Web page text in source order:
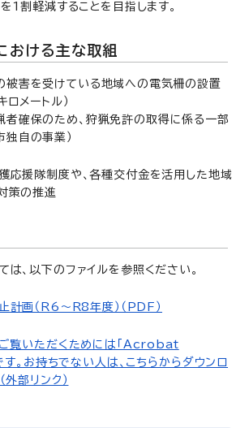
1割軽減することを目指します。
おける主な取組
被害を受けている地域への電気柵の設置
メートル）
者確保のため、狩猟免許の取得に係る一部
独自の事業）
応援隊制度や、各種交付金を活用した地域
策の推進
、以下のファイルを参照ください。
計画（R6～R8年度）（PDF）
覧いただくためには「Acrobat
。お持ちでない人は、こちらからダウンロ
外部リンク）